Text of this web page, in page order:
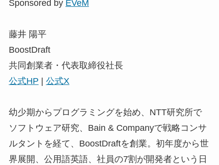
Sponsored by EVeM
藤井 陽平
BoostDraft
共同創業者・代表取締役社長
公式HP
公式X
幼少期からプログラミングを始め、NTT研究所で
ソフトウェア研究、Bain & Companyで戦略コンサ
ルタントを経て、BoostDraftを創業。初年度から世
界展開、公用語英語、社員の7割が開発者という日